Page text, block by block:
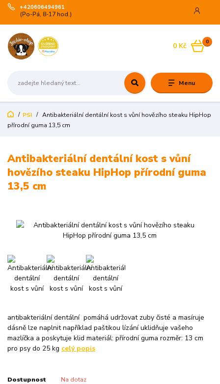
Menu
+420606494961
(Po-Pá, 8-17 hod.)
0
0 Kč
PSI
Antibakteriální dentální kost s vůní hovězího steaku HipHop
přírodní guma 13,5 cm
Antibakteriální dentální kost s vůní
hovězího steaku HipHop přírodní guma
13,5 cm
antibakteriální dentální pomáhá udržovat zuby čisté a masíruje
dásně lze naplnit například paštikou lízání uklidňuje vašeho
mazlíčka a poskytuje klid materiál: přírodní guma rozměr: 13 cm
pro psy do 25 kg celý popis
Dostupnost Na dotaz